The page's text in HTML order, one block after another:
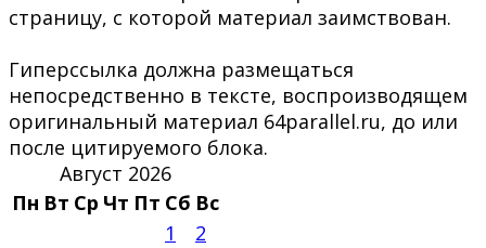
страницу, с которой материал заимствован.
Гиперссылка должна размещаться
непосредственно в тексте, воспроизводящем
оригинальный материал 64parallel.ru, до или
после цитируемого блока.
Август 2026
Пн Вт Ср Чт Пт Сб Вс
1
2